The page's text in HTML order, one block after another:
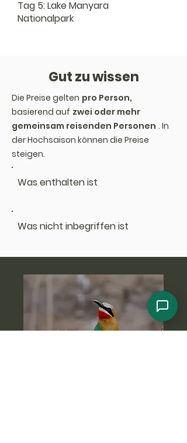
Tag 5: Lake Manyara
Nationalpark
Gut zu wissen
Die Preise gelten pro Person,
basierend auf zwei oder mehr
gemeinsam reisenden Personen . In
der Hochsaison können die Preise
steigen.
Was enthalten ist
Was nicht inbegriffen ist